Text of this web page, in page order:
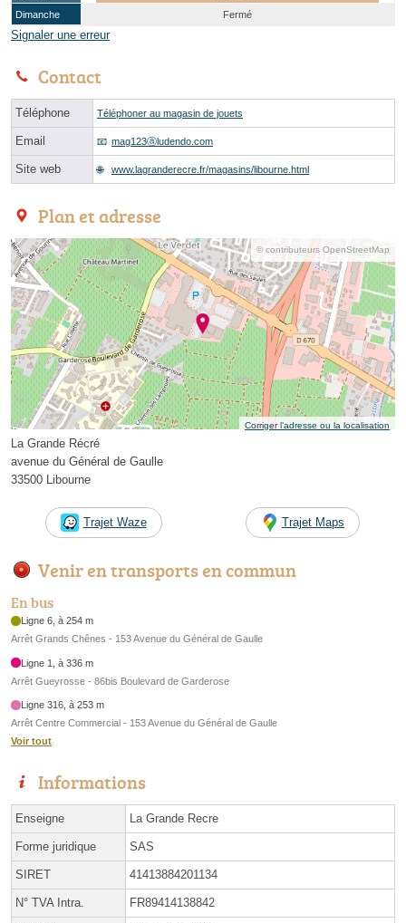
Dimanche
Fermé
Signaler une erreur
Contact
Téléphone Téléphoner au magasin de jouets
Email mag123ⓐludendo.com
Site web www.lagranderecre.fr/magasins/libourne.html
Plan et adresse
© contributeurs OpenStreetMap
Corriger l’adresse ou la localisation
La Grande Récré
avenue du Général de Gaulle
33500 Libourne
Trajet Waze Trajet Maps
Venir en transports en commun
En bus
Ligne 6, à 254 m
Arrêt Grands Chênes - 153 Avenue du Général de Gaulle
Ligne 1, à 336 m
Arrêt Gueyrosse - 86bis Boulevard de Garderose
Ligne 316, à 253 m
Arrêt Centre Commercial - 153 Avenue du Général de Gaulle
Voir tout
Informations
Enseigne La Grande Recre
Forme juridique SAS
SIRET 41413884201134
N° TVA Intra. FR89414138842